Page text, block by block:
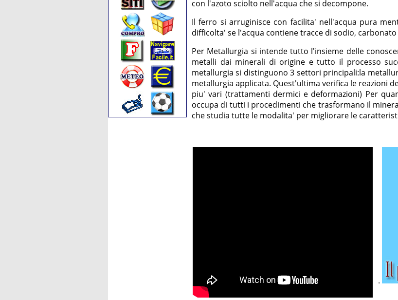
con l'azoto sciolto nell'acqua che si decompone.
Il ferro si arruginisce con facilita' nell'acqua pura
difficolta' se l'acqua contiene tracce di sodio,
Per Metallurgia si intende tutto l'insieme delle
metalli dai minerali di origine e tutto il processo
metallurgia si distinguono 3 settori principali:la
metallurgia applicata. Quest'ultima verifica le reazioni
piu' vari (trattamenti dermici e deformazioni) Per
occupa di tutti i procedimenti che trasformano il
che studia tutte le modalita' per migliorare le
.